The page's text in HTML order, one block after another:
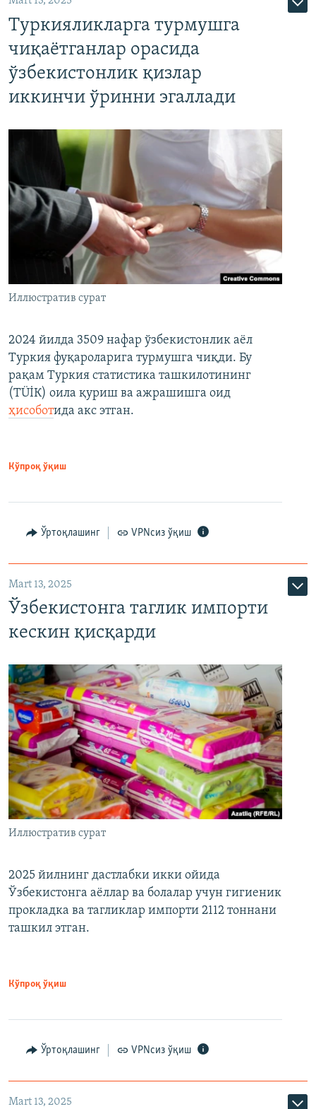
Туркияликларга турмушга
чиқаётганлар орасида
ўзбекистонлик қизлар
иккинчи ўринни эгаллади
Иллюстратив сурат
2024 йилда 3509 нафар ўзбекистонлик аёл
Туркия фуқароларига турмушга чиқди. Бу
рақам Туркия статистика ташкилотининг
(ТÜİК) оила қуриш ва ажрашишга оид
ҳисоботида акс этган.
Кўпроқ ўқиш
Ўртоқлашинг VPNсиз ўқиш
Mart 13, 2025
Ўзбекистонга таглик импорти
кескин қисқарди
Иллюстратив сурат
2025 йилнинг дастлабки икки ойида
Ўзбекистонга аёллар ва болалар учун гигиеник
прокладка ва тагликлар импорти 2112 тоннани
ташкил этган.
Кўпроқ ўқиш
Ўртоқлашинг VPNсиз ўқиш
Mart 13, 2025